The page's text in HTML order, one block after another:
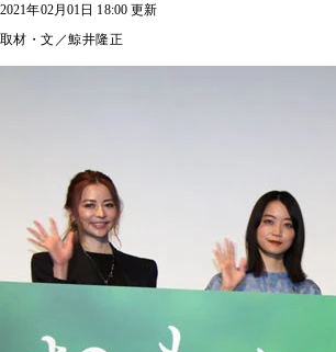
2021年02月01日 18:00 更新
取材・文／鯨井隆正